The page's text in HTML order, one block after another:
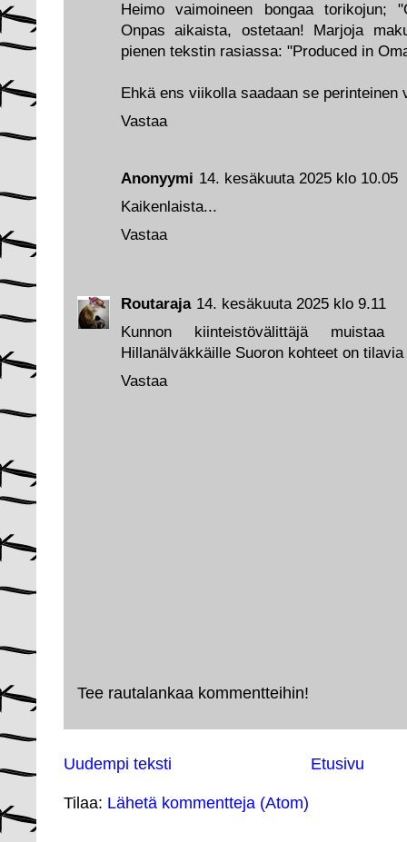
Routaraja 14. kesäkuuta 2025 klo 9.11
Kunnon kiinteistövälittäjä muistaa
Hillanälväkkäille Suoron kohteet on
Vastaa
Anonyymi 14. kesäkuuta 2025 klo 10.05
Kaikenlaista...
Vastaa
Heimo vaimoineen bongaa torikojun;
Onpas aikaista, ostetaan! Marjoja
pienen tekstin rasiassa: "Produced in
Ehkä ens viikolla saadaan se perinteinen
Vastaa
Tee rautalankaa kommentteihin!
Uudempi teksti Etusivu
Tilaa: Lähetä kommentteja (Atom)